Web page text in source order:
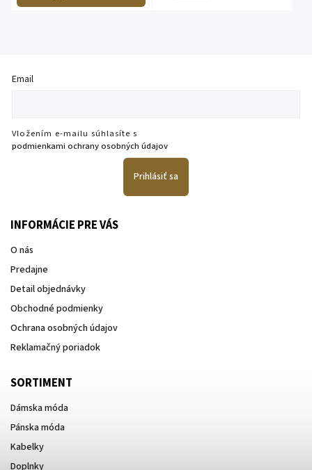
Email
Vložením e-mailu súhlasíte s
podmienkami ochrany osobných údajov
Prihlásiť sa
INFORMÁCIE PRE VÁS
O nás
Predajne
Detail objednávky
Obchodné podmienky
Ochrana osobných údajov
Reklamačný poriadok
SORTIMENT
Dámska móda
Pánska móda
Kabelky
Doplnky